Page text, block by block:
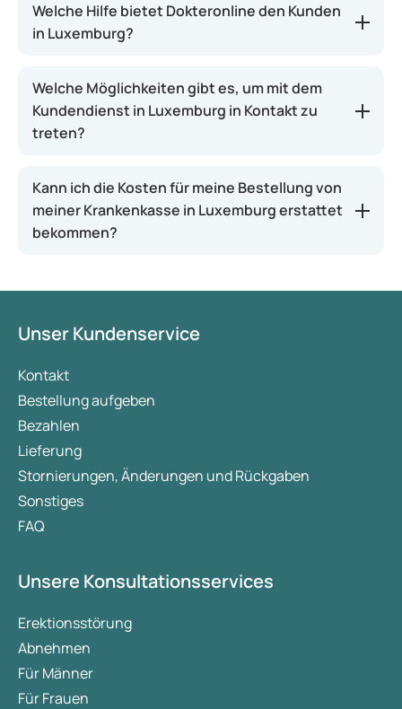
Welche Hilfe bietet Dokteronline den Kunden
in Luxemburg?
Welche Möglichkeiten gibt es, um mit dem
Kundendienst in Luxemburg in Kontakt zu
treten?
Kann ich die Kosten für meine Bestellung von
meiner Krankenkasse in Luxemburg erstattet
bekommen?
Unser Kundenservice
Kontakt
Bestellung aufgeben
Bezahlen
Lieferung
Stornierungen, Änderungen und Rückgaben
Sonstiges
FAQ
Unsere Konsultationsservices
Erektionsstörung
Abnehmen
Für Männer
Für Frauen